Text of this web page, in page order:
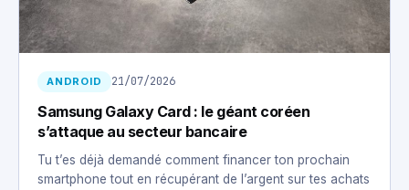
ANDROID 21/07/2026
Samsung Galaxy Card : le géant coréen
s’attaque au secteur bancaire
Tu t’es déjà demandé comment financer ton prochain
smartphone tout en récupérant de l’argent sur tes achats